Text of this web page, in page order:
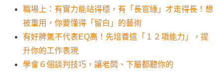
職場上：有實力能站得穩，有「長官緣」才走得長！想
被重用，你要懂得「留白」的藝術
有好脾氣不代表EQ高！先培養這「１２項能力」，提
升你的工作表現
學會６個談判技巧，讓老闆、下屬都聽你的